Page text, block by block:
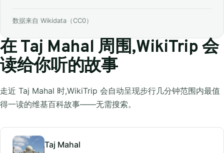
数据来自 Wikidata（CC0）
在 Taj Mahal 周围,WikiTrip 会
读给你听的故事
走近 Taj Mahal 时,WikiTrip 会自动呈现步行几分钟范围内最值
得一读的维基百科故事——无需搜索。
Taj Mahal